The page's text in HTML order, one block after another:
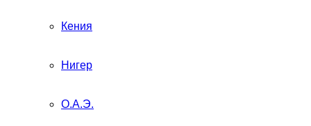
Кения
Нигер
О.А.Э.